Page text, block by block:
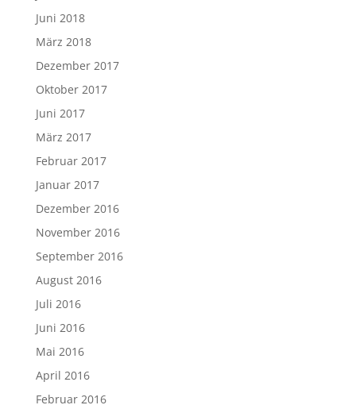
Juni 2018
März 2018
Dezember 2017
Oktober 2017
Juni 2017
März 2017
Februar 2017
Januar 2017
Dezember 2016
November 2016
September 2016
August 2016
Juli 2016
Juni 2016
Mai 2016
April 2016
Februar 2016